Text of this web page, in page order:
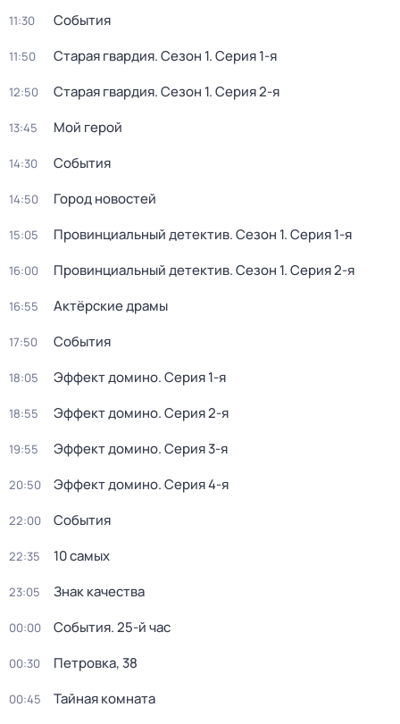
11:30 События
11:50 Старая гвардия. Сезон 1. Серия 1-я
12:50 Старая гвардия. Сезон 1. Серия 2-я
13:45 Мой герой
14:30 События
14:50 Город новостей
15:05 Провинциальный детектив. Сезон 1. Серия 1-я
16:00 Провинциальный детектив. Сезон 1. Серия 2-я
16:55 Актёрские драмы
17:50 События
18:05 Эффект домино. Серия 1-я
18:55 Эффект домино. Серия 2-я
19:55 Эффект домино. Серия 3-я
20:50 Эффект домино. Серия 4-я
22:00 События
22:35 10 самых
23:05 Знак качества
00:00 События. 25-й час
00:30 Петровка, 38
00:45 Тайная комната